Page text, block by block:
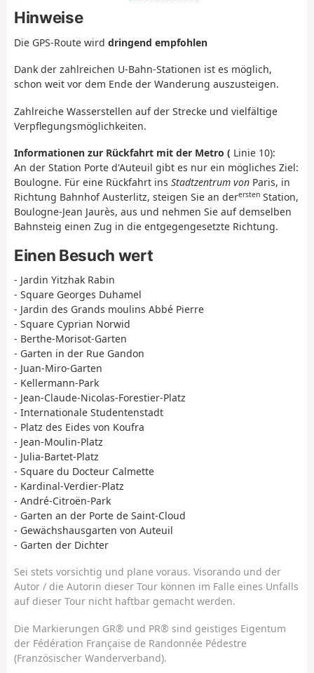
Hinweise
Die GPS-Route wird dringend empfohlen
Dank der zahlreichen U-Bahn-Stationen ist es möglich,
schon weit vor dem Ende der Wanderung auszusteigen.
Zahlreiche Wasserstellen auf der Strecke und vielfältige
Verpflegungsmöglichkeiten.
Informationen zur Rückfahrt mit der Metro ( Linie 10):
An der Station Porte d'Auteuil gibt es nur ein mögliches Ziel:
Boulogne. Für eine Rückfahrt ins Stadtzentrum von Paris, in
Richtung Bahnhof Austerlitz, steigen Sie an derersten Station,
Boulogne-Jean Jaurès, aus und nehmen Sie auf demselben
Bahnsteig einen Zug in die entgegengesetzte Richtung.
Einen Besuch wert
- Jardin Yitzhak Rabin
- Square Georges Duhamel
- Jardin des Grands moulins Abbé Pierre
- Square Cyprian Norwid
- Berthe-Morisot-Garten
- Garten in der Rue Gandon
- Juan-Miro-Garten
- Kellermann-Park
- Jean-Claude-Nicolas-Forestier-Platz
- Internationale Studentenstadt
- Platz des Eides von Koufra
- Jean-Moulin-Platz
- Julia-Bartet-Platz
- Square du Docteur Calmette
- Kardinal-Verdier-Platz
- André-Citroën-Park
- Garten an der Porte de Saint-Cloud
- Gewächshausgarten von Auteuil
- Garten der Dichter
Sei stets vorsichtig und plane voraus. Visorando und der
Autor / die Autorin dieser Tour können im Falle eines Unfalls
auf dieser Tour nicht haftbar gemacht werden.
Die Markierungen GR® und PR® sind geistiges Eigentum
der Fédération Française de Randonnée Pédestre
(Französischer Wanderverband).